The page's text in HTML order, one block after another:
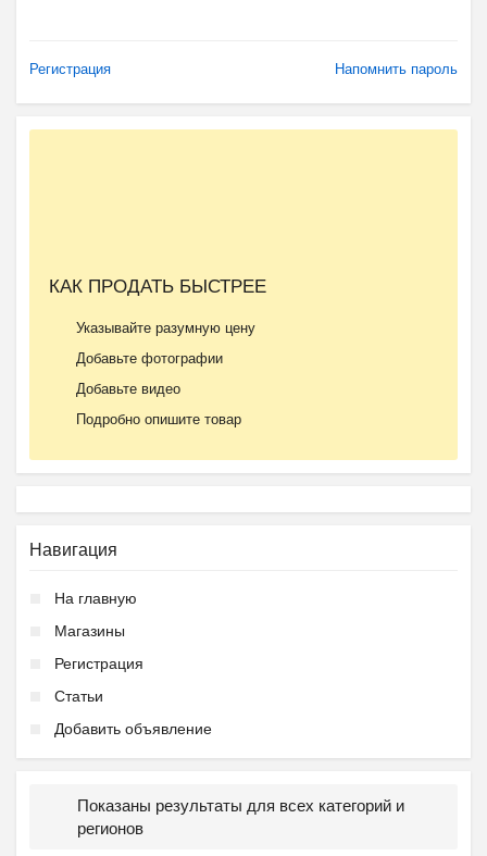
Регистрация Напомнить пароль
КАК ПРОДАТЬ БЫСТРЕЕ
Указывайте разумную цену
Добавьте фотографии
Добавьте видео
Подробно опишите товар
Навигация
На главную
Магазины
Регистрация
Статьи
Добавить объявление
Показаны результаты для всех категорий и
регионов